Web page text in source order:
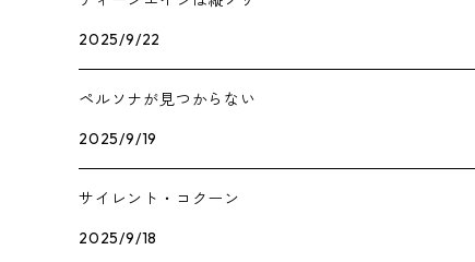
2025/9/22
ペルソナが見つからない
2025/9/19
サイレント・コクーン
2025/9/18